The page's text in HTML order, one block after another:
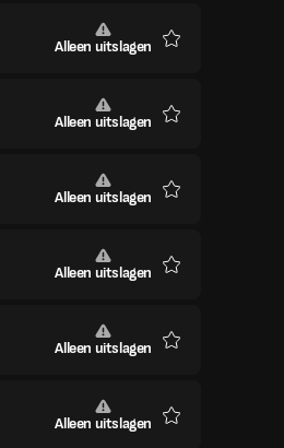
Alleen uitslagen
Alleen uitslagen
Alleen uitslagen
Alleen uitslagen
Alleen uitslagen
Alleen uitslagen